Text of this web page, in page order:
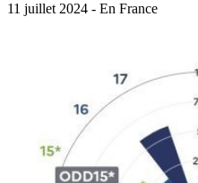
11 juillet 2024 - En France